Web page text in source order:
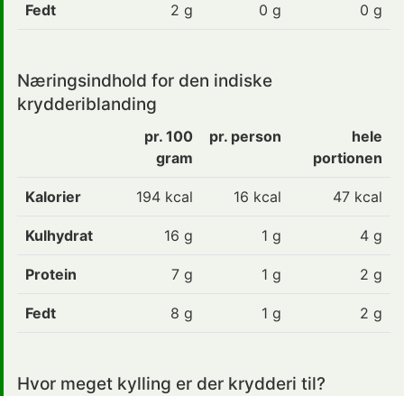
Fedt 2 g 0 g 0 g
Næringsindhold for den indiske
krydderiblanding
pr. 100
gram
pr. person
hele
portionen
Kalorier 194 kcal 16 kcal 47 kcal
Kulhydrat 16 g 1 g 4 g
Protein 7 g 1 g 2 g
Fedt 8 g 1 g 2 g
Hvor meget kylling er der krydderi til?